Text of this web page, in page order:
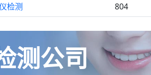
检测 804
测公司